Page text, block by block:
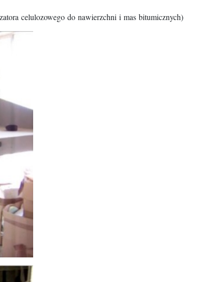
celulozowego do nawierzchni i mas bitumicznych)